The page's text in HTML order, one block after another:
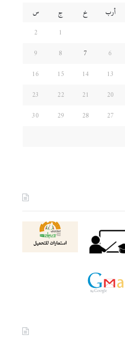
أرب خ ج
س
1
2
6
7
8
9
13
14
15
16
20
21
22
23
27
28
29
30